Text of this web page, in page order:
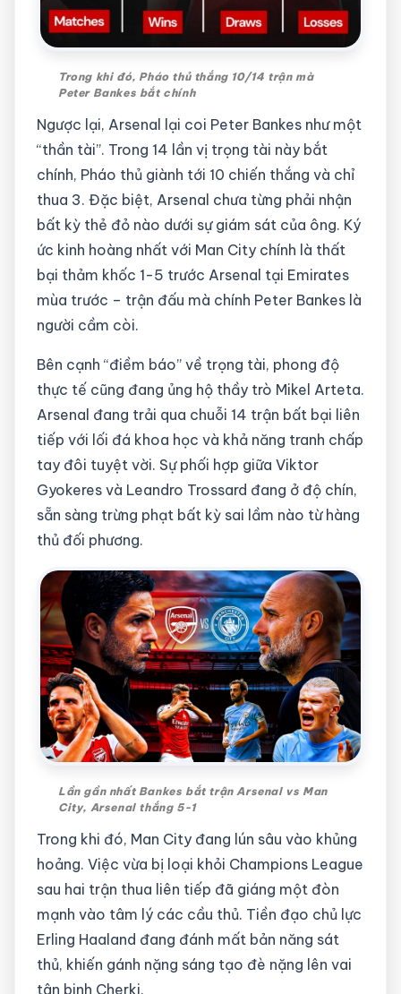
Trong khi đó, Pháo thủ thắng 10/14 trận mà
Peter Bankes bắt chính
Ngược lại, Arsenal lại coi Peter Bankes như một
“thần tài”. Trong 14 lần vị trọng tài này bắt
chính, Pháo thủ giành tới 10 chiến thắng và chỉ
thua 3. Đặc biệt, Arsenal chưa từng phải nhận
bất kỳ thẻ đỏ nào dưới sự giám sát của ông. Ký
ức kinh hoàng nhất với Man City chính là thất
bại thảm khốc 1-5 trước Arsenal tại Emirates
mùa trước – trận đấu mà chính Peter Bankes là
người cầm còi.
Bên cạnh “điềm báo” về trọng tài, phong độ
thực tế cũng đang ủng hộ thầy trò Mikel Arteta.
Arsenal đang trải qua chuỗi 14 trận bất bại liên
tiếp với lối đá khoa học và khả năng tranh chấp
tay đôi tuyệt vời. Sự phối hợp giữa Viktor
Gyokeres và Leandro Trossard đang ở độ chín,
sẵn sàng trừng phạt bất kỳ sai lầm nào từ hàng
thủ đối phương.
Lần gần nhất Bankes bắt trận Arsenal vs Man
City, Arsenal thắng 5-1
Trong khi đó, Man City đang lún sâu vào khủng
hoảng. Việc vừa bị loại khỏi Champions League
sau hai trận thua liên tiếp đã giáng một đòn
mạnh vào tâm lý các cầu thủ. Tiền đạo chủ lực
Erling Haaland đang đánh mất bản năng sát
thủ, khiến gánh nặng sáng tạo đè nặng lên vai
tân binh Cherki.